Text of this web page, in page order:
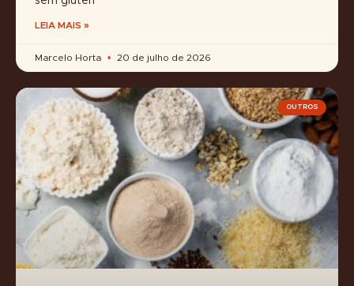
LEIA MAIS »
Marcelo Horta 20 de julho de 2026
OUTROS